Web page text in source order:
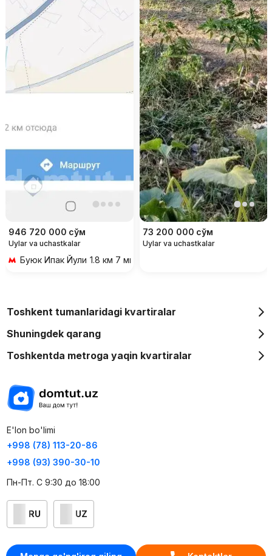
946 720 000 сўм
Uylar va uchastkalar
Буюк Ипак Йули 1.8 км 7 мин transportda
73 200 000 сўм
Uylar va uchastkalar
Toshkent tumanlaridagi kvartiralar
Shuningdek qarang
Toshkentda metroga yaqin kvartiralar
E'lon bo'limi
+998 (78) 113-20-86
+998 (93) 390-30-10
Пн-Пт. С 9:30 до 18:00
RU UZ
Kontaktlar